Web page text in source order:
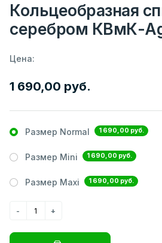
Кольцеобразная
серебром КВмК-
Цена:
1 690,00 руб.
Размер Normal 1 690,00 руб.
Размер Mini 1 690,00 руб.
Размер Maxi 1 690,00 руб.